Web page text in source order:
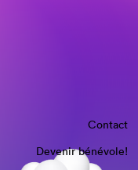
Contact
Devenir bénévole!